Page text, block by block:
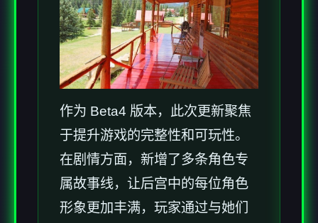
作为 Beta4 版本，此次更新聚焦
于提升游戏的完整性和可玩性。
在剧情方面，新增了多条角色专
属故事线，让后宫中的每位角色
形象更加丰满，玩家通过与她们